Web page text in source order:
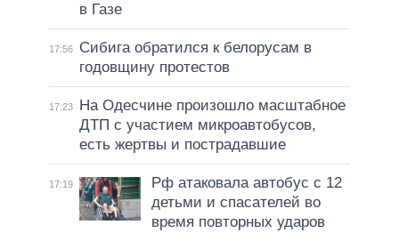
в Газе
17:56
Сибига обратился к белорусам в
годовщину протестов
17:23
На Одесчине произошло масштабное
ДТП с участием микроавтобусов,
есть жертвы и пострадавшие
17:19
Рф атаковала автобус с 12
детьми и спасателей во
время повторных ударов